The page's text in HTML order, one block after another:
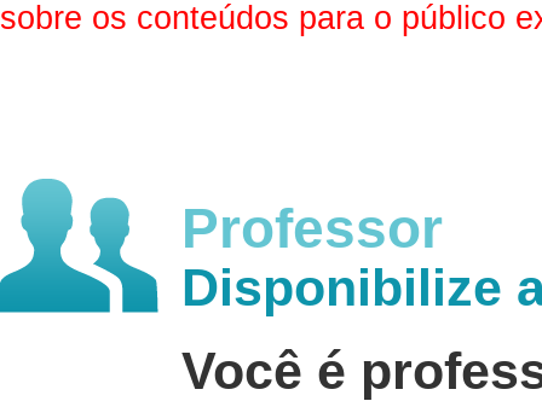
sobre os conteúdos para o público
Professor
Disponibilize
Você é